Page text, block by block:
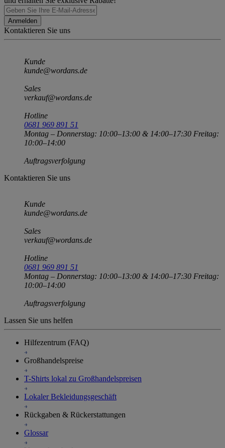
Welche Größen sind verfügbar?
Ist sie für Großbestellungen verfügbar?
Was ist ein Sandwich-Schirm?
Kontaktieren Sie uns
Kunde
kunde@wordans.de
Sales
0681 969 891 51
Auftragsverfolgung
Kontaktieren Sie uns
Kunde
kunde@wordans.de
Sales
0681 969 891 51
Montag – Donnerstag: 10:00–13:00 & 14:00–17:30 Freitag:
10:00–14:00
Auftragsverfolgung
Lassen Sie uns helfen
Hilfezentrum (FAQ)
Großhandelspreise
T-Shirts lokal zu Großhandelspreisen